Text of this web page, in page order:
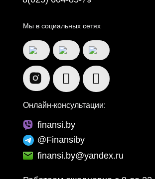
Мы в социальных сетях
Онлайн-консультации:
finansi.by
@Finansiby
finansi.by@yandex.ru